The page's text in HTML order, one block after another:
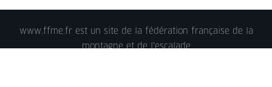
www.ffme.fr est un site de la fédération française de la
montagne et de l'escalade